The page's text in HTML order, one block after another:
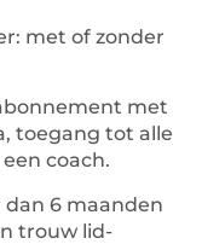
met of zonder
met
toegang tot alle
coach.
6 maanden
trouw lid-